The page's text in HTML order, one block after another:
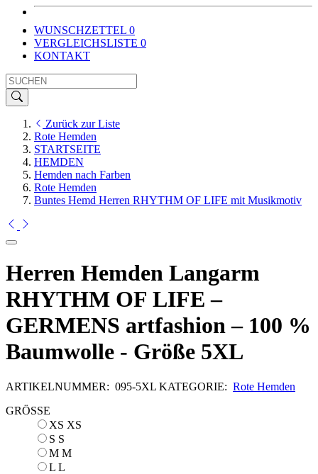
WUNSCHZETTEL 0
VERGLEICHSLISTE 0
KONTAKT
Zurück zur Liste
Rote Hemden
STARTSEITE
HEMDEN
Hemden nach Farben
Rote Hemden
Buntes Hemd Herren RHYTHM OF LIFE mit Musikmotiv
Herren Hemden Langarm
RHYTHM OF LIFE –
GERMENS artfashion – 100 %
Baumwolle - Größe 5XL
ARTIKELNUMMER: 095-5XL KATEGORIE: Rote Hemden
GRÖSSE
XS XS
S S
M M
L L